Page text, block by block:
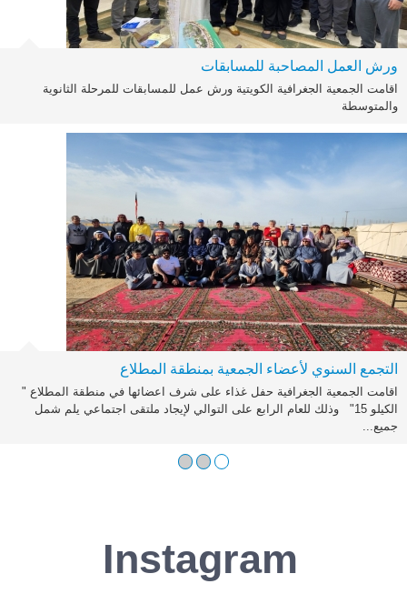
ورش العمل المصاحبة للمسابقات
اقامت الجمعية الجغرافية الكويتية ورش عمل للمسابقات للمرحلة الثانوية
والمتوسطة
التجمع السنوي لأعضاء الجمعية بمنطقة المطلاع
اقامت الجمعية الجغرافية حفل غذاء على شرف اعضائها في منطقة المطلاع "
الكيلو 15" وذلك للعام الرابع على التوالي لإيجاد ملتقى اجتماعي يلم شمل
جميع...
Instagram